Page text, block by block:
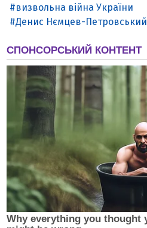
визвольна війна України
Денис Нємцев-Петровський